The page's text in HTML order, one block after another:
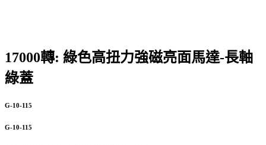
17000轉: 綠色高扭力強磁亮面馬達-長軸
綠蓋
G-10-115
G-10-115